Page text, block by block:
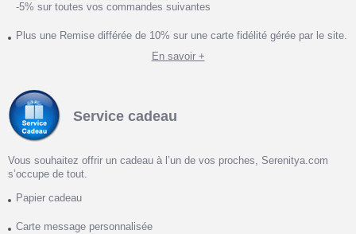
-5% sur toutes vos commandes suivantes
Plus une Remise différée de 10% sur une carte fidélité gérée par le site.
En savoir +
Service cadeau
Vous souhaitez offrir un cadeau à l’un de vos proches, Serenitya.com
s’occupe de tout.
Papier cadeau
Carte message personnalisée